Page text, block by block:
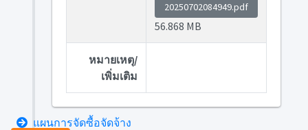
20250702084949.pdf
56.868 MB
หมายเหตุ/
เพิ่มเติม
แผนการจัดซื้อจัดจ้าง